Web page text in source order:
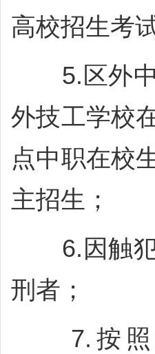
高校招生考
5.区外中
外技工学校
点中职在校
主招生；
6.因触犯
刑者；
7.按照桂